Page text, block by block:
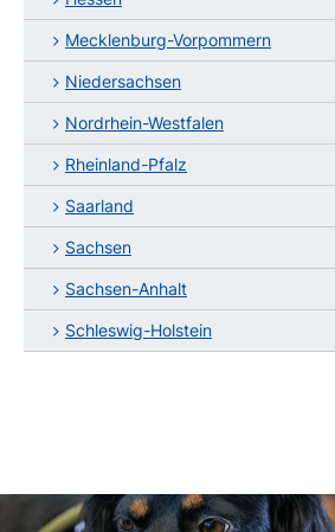
Mecklenburg-Vorpommern
Niedersachsen
Nordrhein-Westfalen
Rheinland-Pfalz
Saarland
Sachsen
Sachsen-Anhalt
Schleswig-Holstein